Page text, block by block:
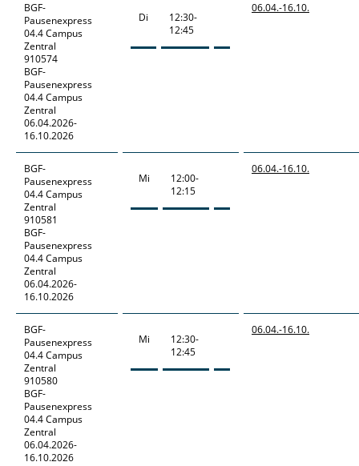
BGF-
Pausenexpress
04.4 Campus
Zentral
910574
BGF-
Pausenexpress
04.4 Campus
Zentral
06.04.2026-
16.10.2026
Di
12:30-
12:45
06.04.-16.10.
BGF-
Pausenexpress
04.4 Campus
Zentral
910581
BGF-
Pausenexpress
04.4 Campus
Zentral
06.04.2026-
16.10.2026
Mi
12:00-
12:15
06.04.-16.10.
BGF-
Pausenexpress
04.4 Campus
Zentral
910580
BGF-
Pausenexpress
04.4 Campus
Zentral
06.04.2026-
16.10.2026
Mi
12:30-
12:45
06.04.-16.10.